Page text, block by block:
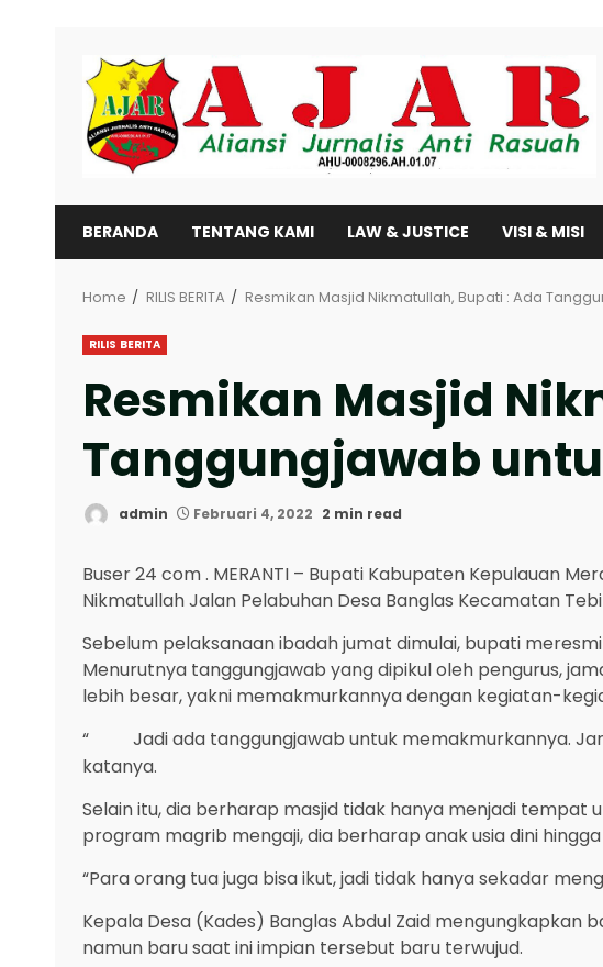
content
BERANDA TENTANG KAMI LAW & JUSTICE VISI & MISI
Home RILIS BERITA Resmikan Masjid Nikmatullah, Bupati : Ada
RILIS BERITA
Resmikan Masjid
Tanggungjawab
admin Februari 4, 2022 2 min read
Buser 24 com . MERANTI – Bupati Kabupaten Kepulauan
Nikmatullah Jalan Pelabuhan Desa Banglas Kecamatan
Sebelum pelaksanaan ibadah jumat dimulai, bupati
Menurutnya tanggungjawab yang dipikul oleh pengurus,
lebih besar, yakni memakmurkannya dengan kegiatan-
“
Jadi ada tanggungjawab untuk memakmurkannya.
katanya.
Selain itu, dia berharap masjid tidak hanya menjadi
program magrib mengaji, dia berharap anak usia dini
“Para orang tua juga bisa ikut, jadi tidak hanya sekadar
Kepala Desa (Kades) Banglas Abdul Zaid mengungkapkan
namun baru saat ini impian tersebut baru terwujud.